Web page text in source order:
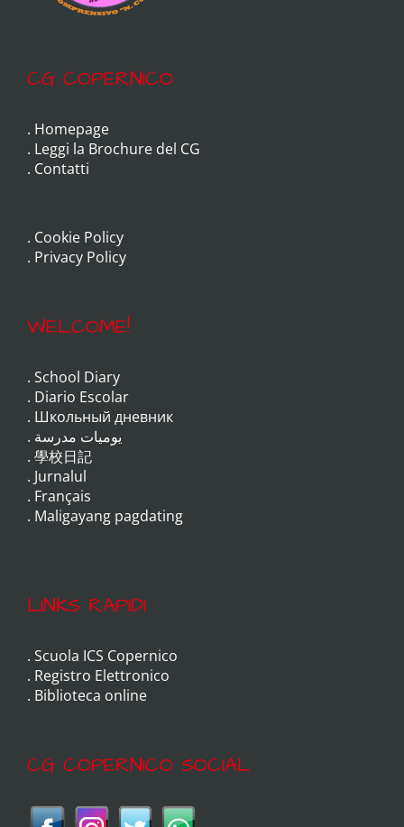
CG COPERNICO
. Homepage
. Leggi la Brochure del CG
. Contatti
. Cookie Policy
. Privacy Policy
WELCOME!
. School Diary
. Diario Escolar
. Школьный дневник
. يوميات مدرسة
. 學校日記
. Jurnalul
. Français
. Maligayang pagdating
LINKS RAPIDI
. Scuola ICS Copernico
. Registro Elettronico
. Biblioteca online
CG COPERNICO SOCIAL